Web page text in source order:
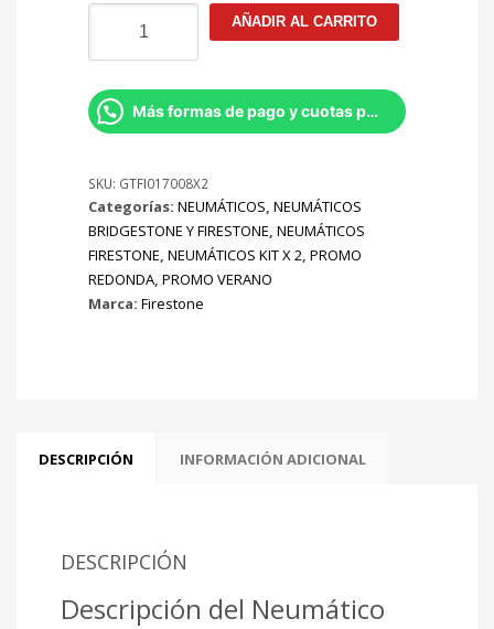
215/60r17
Firestone
Destination
Le3
100h
X2
cantidad
AÑADIR AL CARRITO
Más formas de pago y cuotas por Whatsapp
SKU: GTFI017008X2
Categorías: NEUMÁTICOS, NEUMÁTICOS
BRIDGESTONE Y FIRESTONE, NEUMÁTICOS
FIRESTONE, NEUMÁTICOS KIT X 2, PROMO
REDONDA, PROMO VERANO
Marca: Firestone
DESCRIPCIÓN INFORMACIÓN ADICIONAL
DESCRIPCIÓN
Descripción del Neumático